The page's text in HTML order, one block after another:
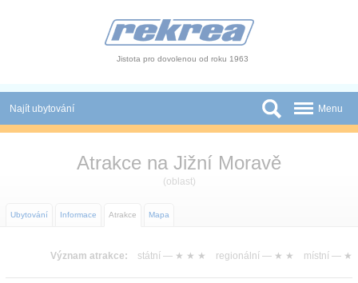
Jistota pro dovolenou od roku 1963
Najít ubytování
Autobusové zájezdy
Novinky
Menu
Atrakce na Jižní Moravě
(oblast)
Ubytování Informace Atrakce Mapa
Význam atrakce: státní — ★ ★ ★ regionální — ★ ★ místní — ★